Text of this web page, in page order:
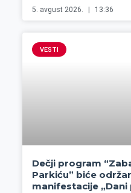
5. avgust 2026. 13:36
VESTI
Dečji program
Parkiću” biće
manifestacije „Dani